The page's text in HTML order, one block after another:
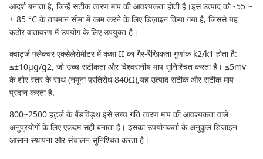
आदर्श बनाता है, जिन्हें सटीक त्वरण माप की आवश्यकता होती है।इस उत्पाद को -55 ~
+ 85 °C के तापमान सीमा में काम करने के लिए डिज़ाइन किया गया है, जिससे यह
कठोर वातावरण में उपयोग के लिए उपयुक्त है।
क्वार्ट्ज फ्लेक्चर एक्सेलेरोमीटर में कक्षा II का गैर-रैखिकता गुणांक k2/k1 होता है:
≤±10μg/g2, जो उच्च सटीकता और विश्वसनीय माप सुनिश्चित करता है। ≤5mv
के शोर स्तर के साथ (नमूना प्रतिरोध 840Ω),यह उत्पाद सटीक और सटीक माप
प्रदान करता है.
800~2500 हर्ट्ज के बैंडविड्थ इसे उच्च गति त्वरण माप की आवश्यकता वाले
अनुप्रयोगों के लिए एकदम सही बनाता है। इसका उपयोगकर्ता के अनुकूल डिजाइन
आसान स्थापना और संचालन सुनिश्चित करता है।